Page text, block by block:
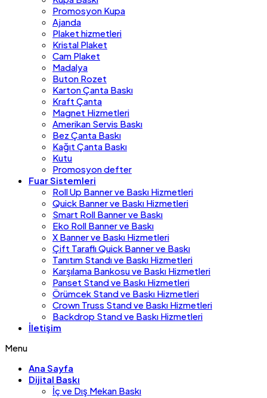
Promosyon Kupa
Ajanda
Plaket hizmetleri
Kristal Plaket
Cam Plaket
Madalya
Buton Rozet
Karton Çanta Baskı
Kraft Çanta
Magnet Hizmetleri
Amerikan Servis Baskı
Bez Çanta Baskı
Kağıt Çanta Baskı
Kutu
Promosyon defter
Fuar Sistemleri
Roll Up Banner ve Baskı Hizmetleri
Quick Banner ve Baskı Hizmetleri
Smart Roll Banner ve Baskı
Eko Roll Banner ve Baskı
X Banner ve Baskı Hizmetleri
Çift Taraflı Quick Banner ve Baskı
Tanıtım Standı ve Baskı Hizmetleri
Karşılama Bankosu ve Baskı Hizmetleri
Panset Stand ve Baskı Hizmetleri
Örümcek Stand ve Baskı Hizmetleri
Crown Truss Stand ve Baskı Hizmetleri
Backdrop Stand ve Baskı Hizmetleri
İletişim
Menu
Ana Sayfa
Dijital Baskı
İç ve Dış Mekan Baskı